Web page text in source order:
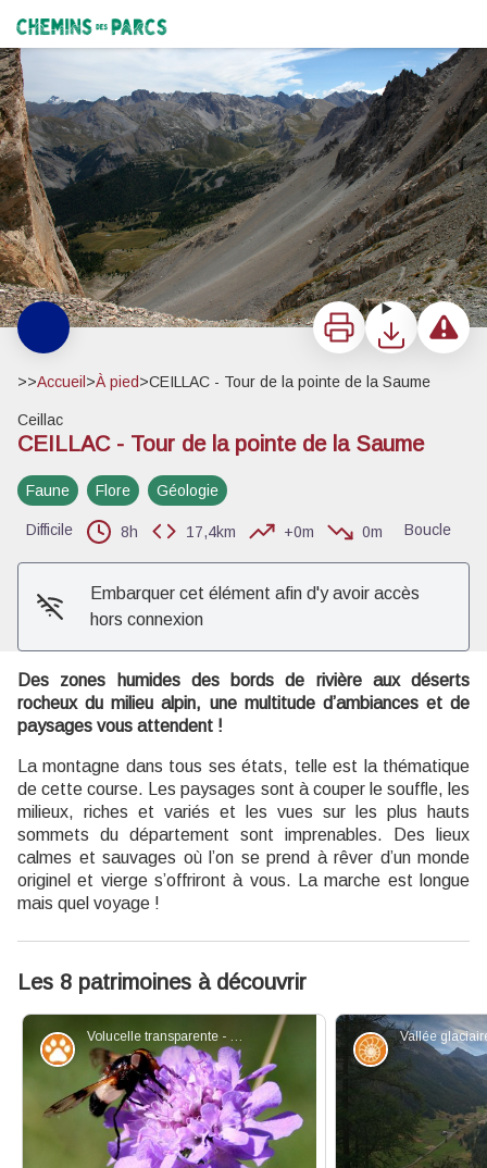
Chemins des Parcs
ImprimerTéléchargerSignaler
>>Accueil >À pied>CEILLAC - Tour de la pointe de la Saume
Ceillac
CEILLAC - Tour de la pointe de la Saume
Faune Flore Géologie
Difficile 8h 17,4km +0m 0m Boucle
Embarquer cet élément afin d'y avoir accès
hors connexion
Des zones humides des bords de rivière aux déserts
rocheux du milieu alpin, une multitude d’ambiances et de
paysages vous attendent !
La montagne dans tous ses états, telle est la thématique
de cette course. Les paysages sont à couper le souffle, les
milieux, riches et variés et les vues sur les plus hauts
sommets du département sont imprenables. Des lieux
calmes et sauvages où l’on se prend à rêver d’un monde
originel et vierge s’offriront à vous. La marche est longue
mais quel voyage !
Les 8 patrimoines à découvrir
Faune Géologie